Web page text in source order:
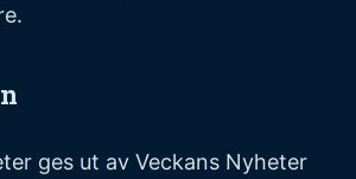
ges ut av Veckans Nyheter